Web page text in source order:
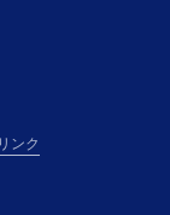
り得た情報
リシーの適
ィー」との記
ス・パート
ンク